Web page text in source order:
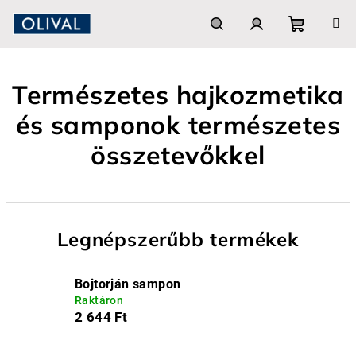
Természetes hajkozmetika
és samponok természetes
összetevőkkel
Legnépszerűbb termékek
Bojtorján sampon
Raktáron
2 644 Ft